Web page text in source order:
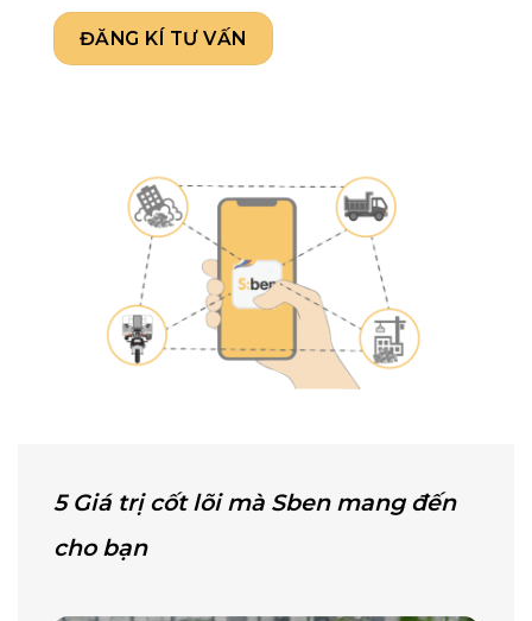
ĐĂNG KÍ TƯ VẤN
5 Giá trị cốt lõi mà Sbenmang đến
cho bạn